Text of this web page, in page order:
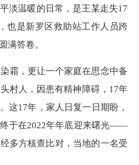
淡温暖的日常，是王某走失17
也是新罗区救助站工作人员跨
满答卷。
，更让一个家庭在思念中备
村人，因患有精神障碍，17年
这17年，家人日复一日期盼，
于在2022年年底迎来曙光——
多方核查比对，当地的一名受